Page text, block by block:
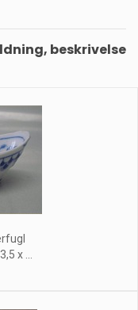
beskrivelse
x ...